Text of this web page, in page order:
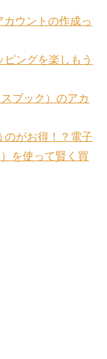
ウントの作成っ
ングを楽しもう
ブック）のアカ
のがお得！？電子
を使って賢く買